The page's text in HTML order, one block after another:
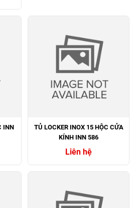
INN
TỦ LOCKER INOX 15 HỘC CỬA
KÍNH INN 586
Liên hệ